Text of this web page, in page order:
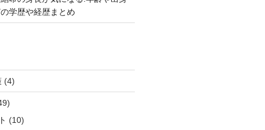
学歴や経歴まとめ
(4)
(10)